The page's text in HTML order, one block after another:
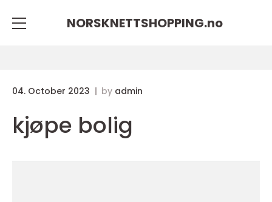
NORSKNETTSHOPPING.no
04. October 2023 by admin
kjøpe bolig